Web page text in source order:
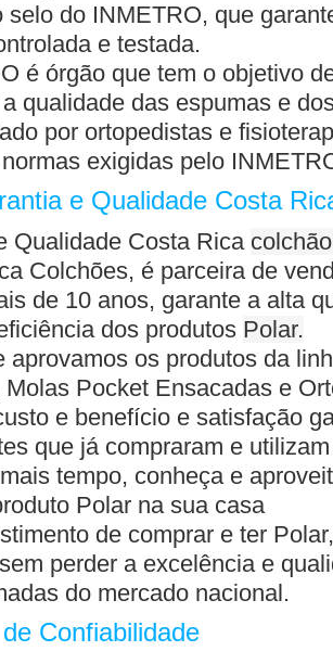
selo do INMETRO, que
e testada.
é órgão que tem o objetivo
qualidade das espumas e
por ortopedistas e
exigidas pelo
e Qualidade Costa
Qualidade Costa Rica
Colchões, é parceira de
de 10 anos, garante a alta
dos produtos Polar.
aprovamos os produtos da
Molas Pocket Ensacadas e
e benefício e satisfação
que já compraram e
tempo, conheça e
Polar na sua casa
de comprar e ter Polar
perder a excelência e
do mercado nacional.
Confiabilidade